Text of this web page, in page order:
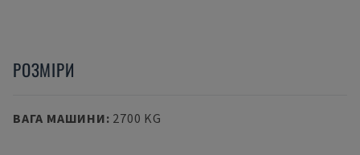
РОЗМІРИ
ВАГА МАШИНИ: 2700 KG